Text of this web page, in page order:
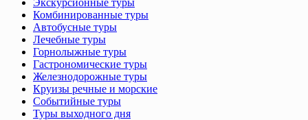
Комбинированные туры
Автобусные туры
Лечебные туры
Горнолыжные туры
Гастрономические туры
Железнодорожные туры
Круизы речные и морские
Событийные туры
Туры выходного дня